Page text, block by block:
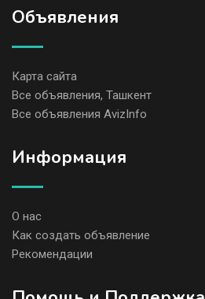
Объявления
Карта сайта
Все объявления, Ташкент
Все объявления AvizInfo
Информация
О нас
Как создать объявление
Рекомендации